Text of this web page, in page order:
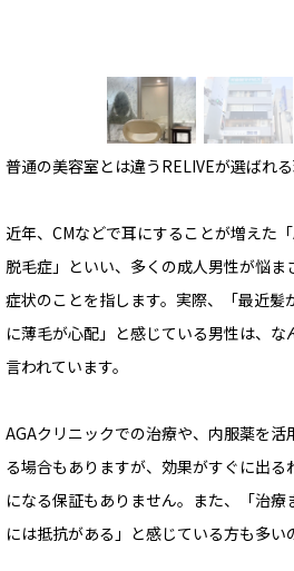
普通の美容室とは違う――RELIVEが選ばれ
近年、CMなどで耳にすることが増えた
脱毛症」といい、多くの成人男性が悩ま
症状のことを指します。実際、「最近髪
に薄毛が心配」と感じている男性は、
言われています。
AGAクリニックでの治療や、内服薬を
る場合もありますが、効果がすぐに出る
になる保証もありません。また、「治
には抵抗がある」と感じている方も多い